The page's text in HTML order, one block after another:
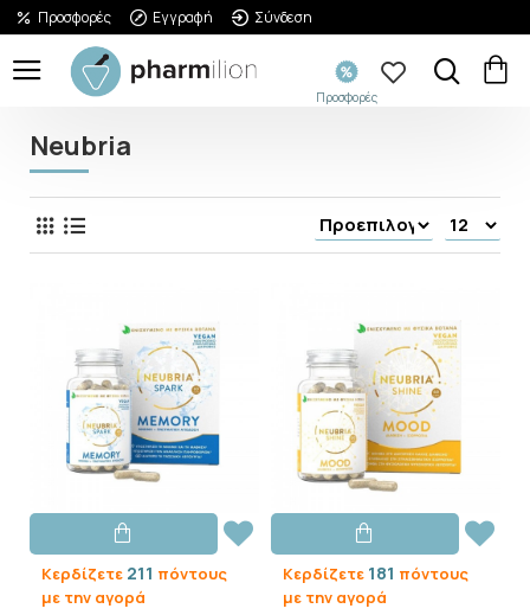
Προσφορές Εγγραφή Σύνδεση
Προσφορές
Neubria
Κερδίζετε 211 πόντους
με την αγορά
Κερδίζετε 181 πόντους
με την αγορά